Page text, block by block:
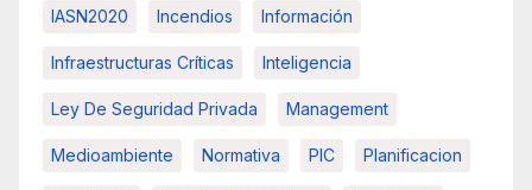
IASN2020 Incendios Información
Infraestructuras Críticas Inteligencia
Ley De Seguridad Privada Management
Medioambiente Normativa PIC Planificacion